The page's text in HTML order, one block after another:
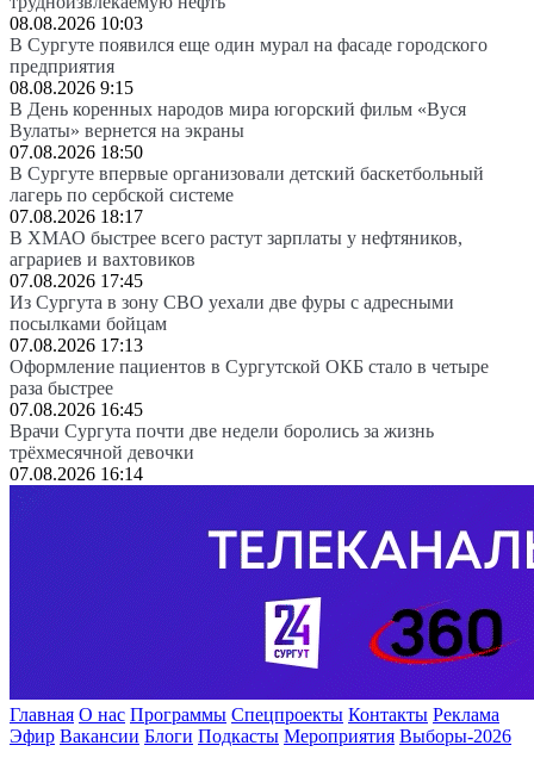
08.08.2026 10:03
В Сургуте появился еще один мурал на фасаде городского
предприятия
08.08.2026 9:15
В День коренных народов мира югорский фильм «Вуся
Вулаты» вернется на экраны
07.08.2026 18:50
В Сургуте впервые организовали детский баскетбольный
лагерь по сербской системе
07.08.2026 18:17
В ХМАО быстрее всего растут зарплаты у нефтяников,
аграриев и вахтовиков
07.08.2026 17:45
Из Сургута в зону СВО уехали две фуры с адресными
посылками бойцам
07.08.2026 17:13
Оформление пациентов в Сургутской ОКБ стало в четыре
раза быстрее
07.08.2026 16:45
Врачи Сургута почти две недели боролись за жизнь
трёхмесячной девочки
07.08.2026 16:14
Главная О нас Программы Спецпроекты Контакты Реклама
Эфир Вакансии Блоги Подкасты Мероприятия Выборы-2026